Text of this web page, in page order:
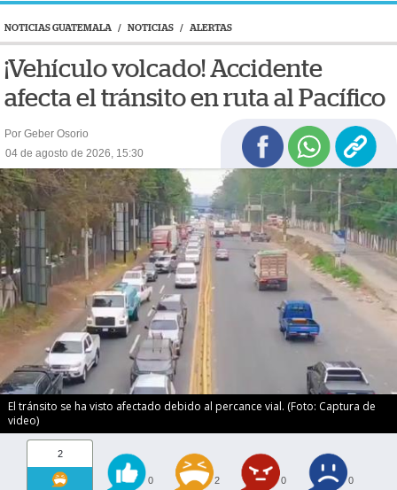
NOTICIAS GUATEMALA / NOTICIAS / ALERTAS
¡Vehículo volcado! Accidente
afecta el tránsito en ruta al Pacífico
Por Geber Osorio
04 de agosto de 2026, 15:30
El tránsito se ha visto afectado debido al percance vial. (Foto: Captura de
video)
2
0 2 0 0